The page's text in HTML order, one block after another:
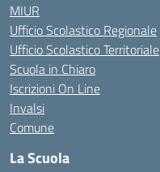
MIUR
Ufficio Scolastico Regionale
Ufficio Scolastico Territoriale
Scuola in Chiaro
Iscrizioni On Line
Invalsi
Comune
La Scuola